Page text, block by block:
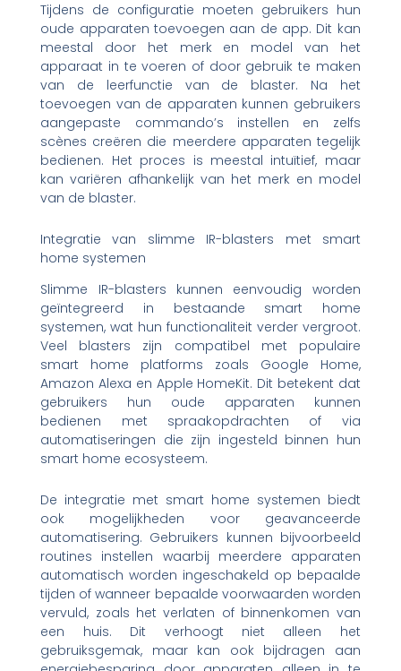
Tijdens de configuratie moeten gebruikers hun
oude apparaten toevoegen aan de app. Dit kan
meestal door het merk en model van het
apparaat in te voeren of door gebruik te maken
van de leerfunctie van de blaster. Na het
toevoegen van de apparaten kunnen gebruikers
aangepaste commando’s instellen en zelfs
scènes creëren die meerdere apparaten tegelijk
bedienen. Het proces is meestal intuïtief, maar
kan variëren afhankelijk van het merk en model
van de blaster.
Integratie van slimme IR-blasters met smart
home systemen
Slimme IR-blasters kunnen eenvoudig worden
geïntegreerd in bestaande smart home
systemen, wat hun functionaliteit verder vergroot.
Veel blasters zijn compatibel met populaire
smart home platforms zoals Google Home,
Amazon Alexa en Apple HomeKit. Dit betekent dat
gebruikers hun oude apparaten kunnen
bedienen met spraakopdrachten of via
automatiseringen die zijn ingesteld binnen hun
smart home ecosysteem.
De integratie met smart home systemen biedt
ook mogelijkheden voor geavanceerde
automatisering. Gebruikers kunnen bijvoorbeeld
routines instellen waarbij meerdere apparaten
automatisch worden ingeschakeld op bepaalde
tijden of wanneer bepaalde voorwaarden worden
vervuld, zoals het verlaten of binnenkomen van
een huis. Dit verhoogt niet alleen het
gebruiksgemak, maar kan ook bijdragen aan